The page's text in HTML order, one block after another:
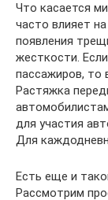
Что касается
часто влияет
появления
жесткости.
пассажиров, то
Растяжка
для участия
Для
Есть еще и
Рассмотрим